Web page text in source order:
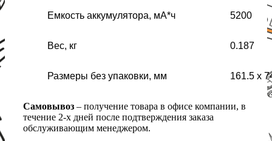
Емкость аккумулятора, мА*ч 5200
Вес, кг 0.187
Размеры без упаковки, мм 161.5 х
Самовывоз – получение товара в офисе компании, в
течение 2-х дней после подтверждения заказа
обслуживающим менеджером.